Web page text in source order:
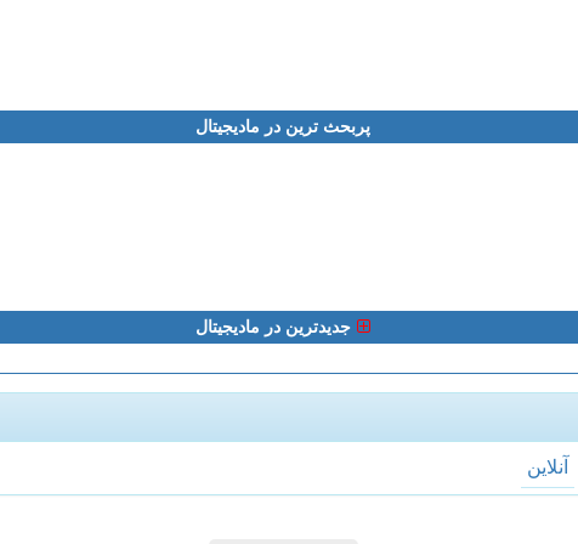
پربحث ترین در مادیجیتال
جدیدترین در مادیجیتال
آنلاین